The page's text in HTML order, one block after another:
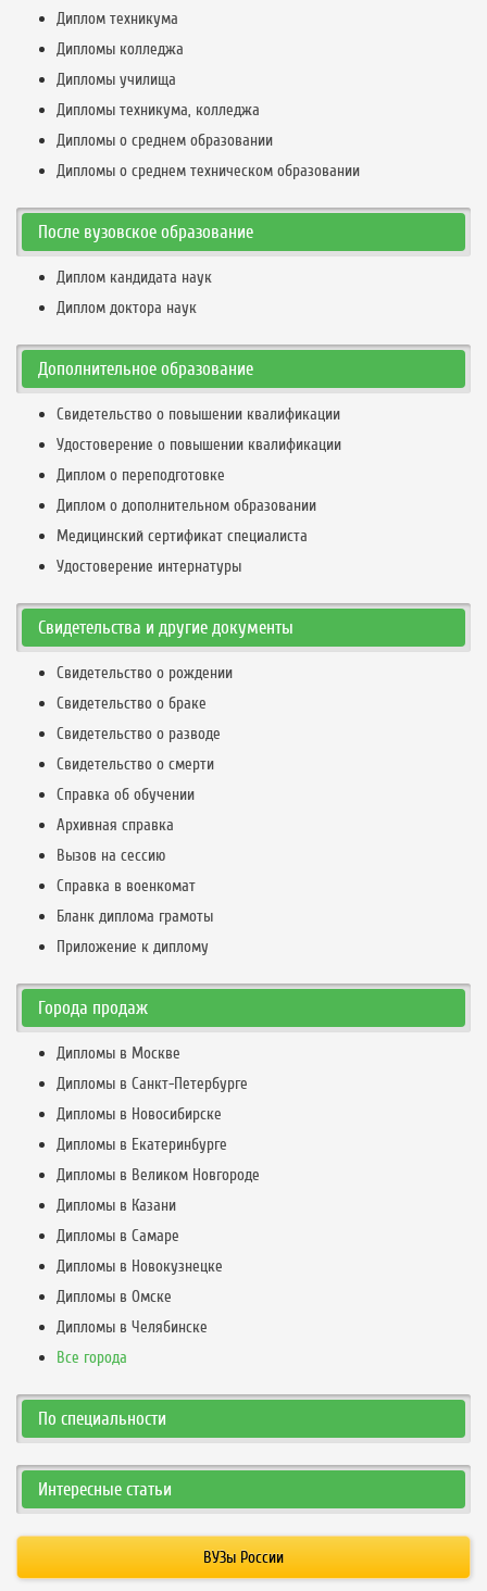
Диплом техникума
Дипломы колледжа
Дипломы училища
Дипломы техникума, колледжа
Дипломы о среднем образовании
Дипломы о среднем техническом образовании
После вузовское образование
Диплом кандидата наук
Диплом доктора наук
Дополнительное образование
Свидетельство о повышении квалификации
Удостоверение о повышении квалификации
Диплом о переподготовке
Диплом о дополнительном образовании
Медицинский сертификат специалиста
Удостоверение интернатуры
Свидетельства и другие документы
Свидетельство о рождении
Свидетельство о браке
Свидетельство о разводе
Свидетельство о смерти
Справка об обучении
Архивная справка
Вызов на сессию
Справка в военкомат
Бланк диплома грамоты
Приложение к диплому
Города продаж
Дипломы в Москве
Дипломы в Санкт-Петербурге
Дипломы в Новосибирске
Дипломы в Екатеринбурге
Дипломы в Великом Новгороде
Дипломы в Казани
Дипломы в Самаре
Дипломы в Новокузнецке
Дипломы в Омске
Дипломы в Челябинске
Все города
По специальности
Интересные статьи
ВУЗы России